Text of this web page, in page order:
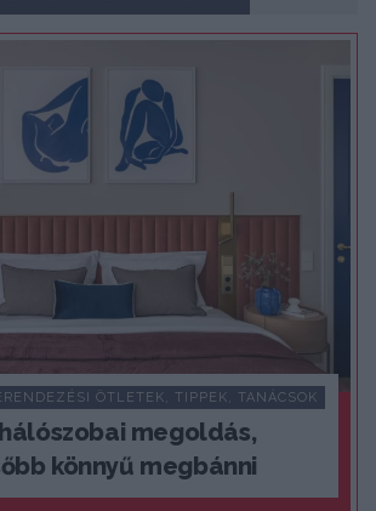
ÖTLETEK, TIPPEK, TANÁCSOK
megoldás,
könnyű megbánni